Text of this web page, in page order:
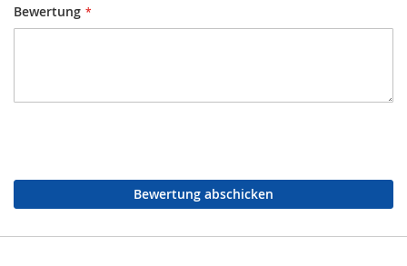
Bewertung
Bewertung abschicken